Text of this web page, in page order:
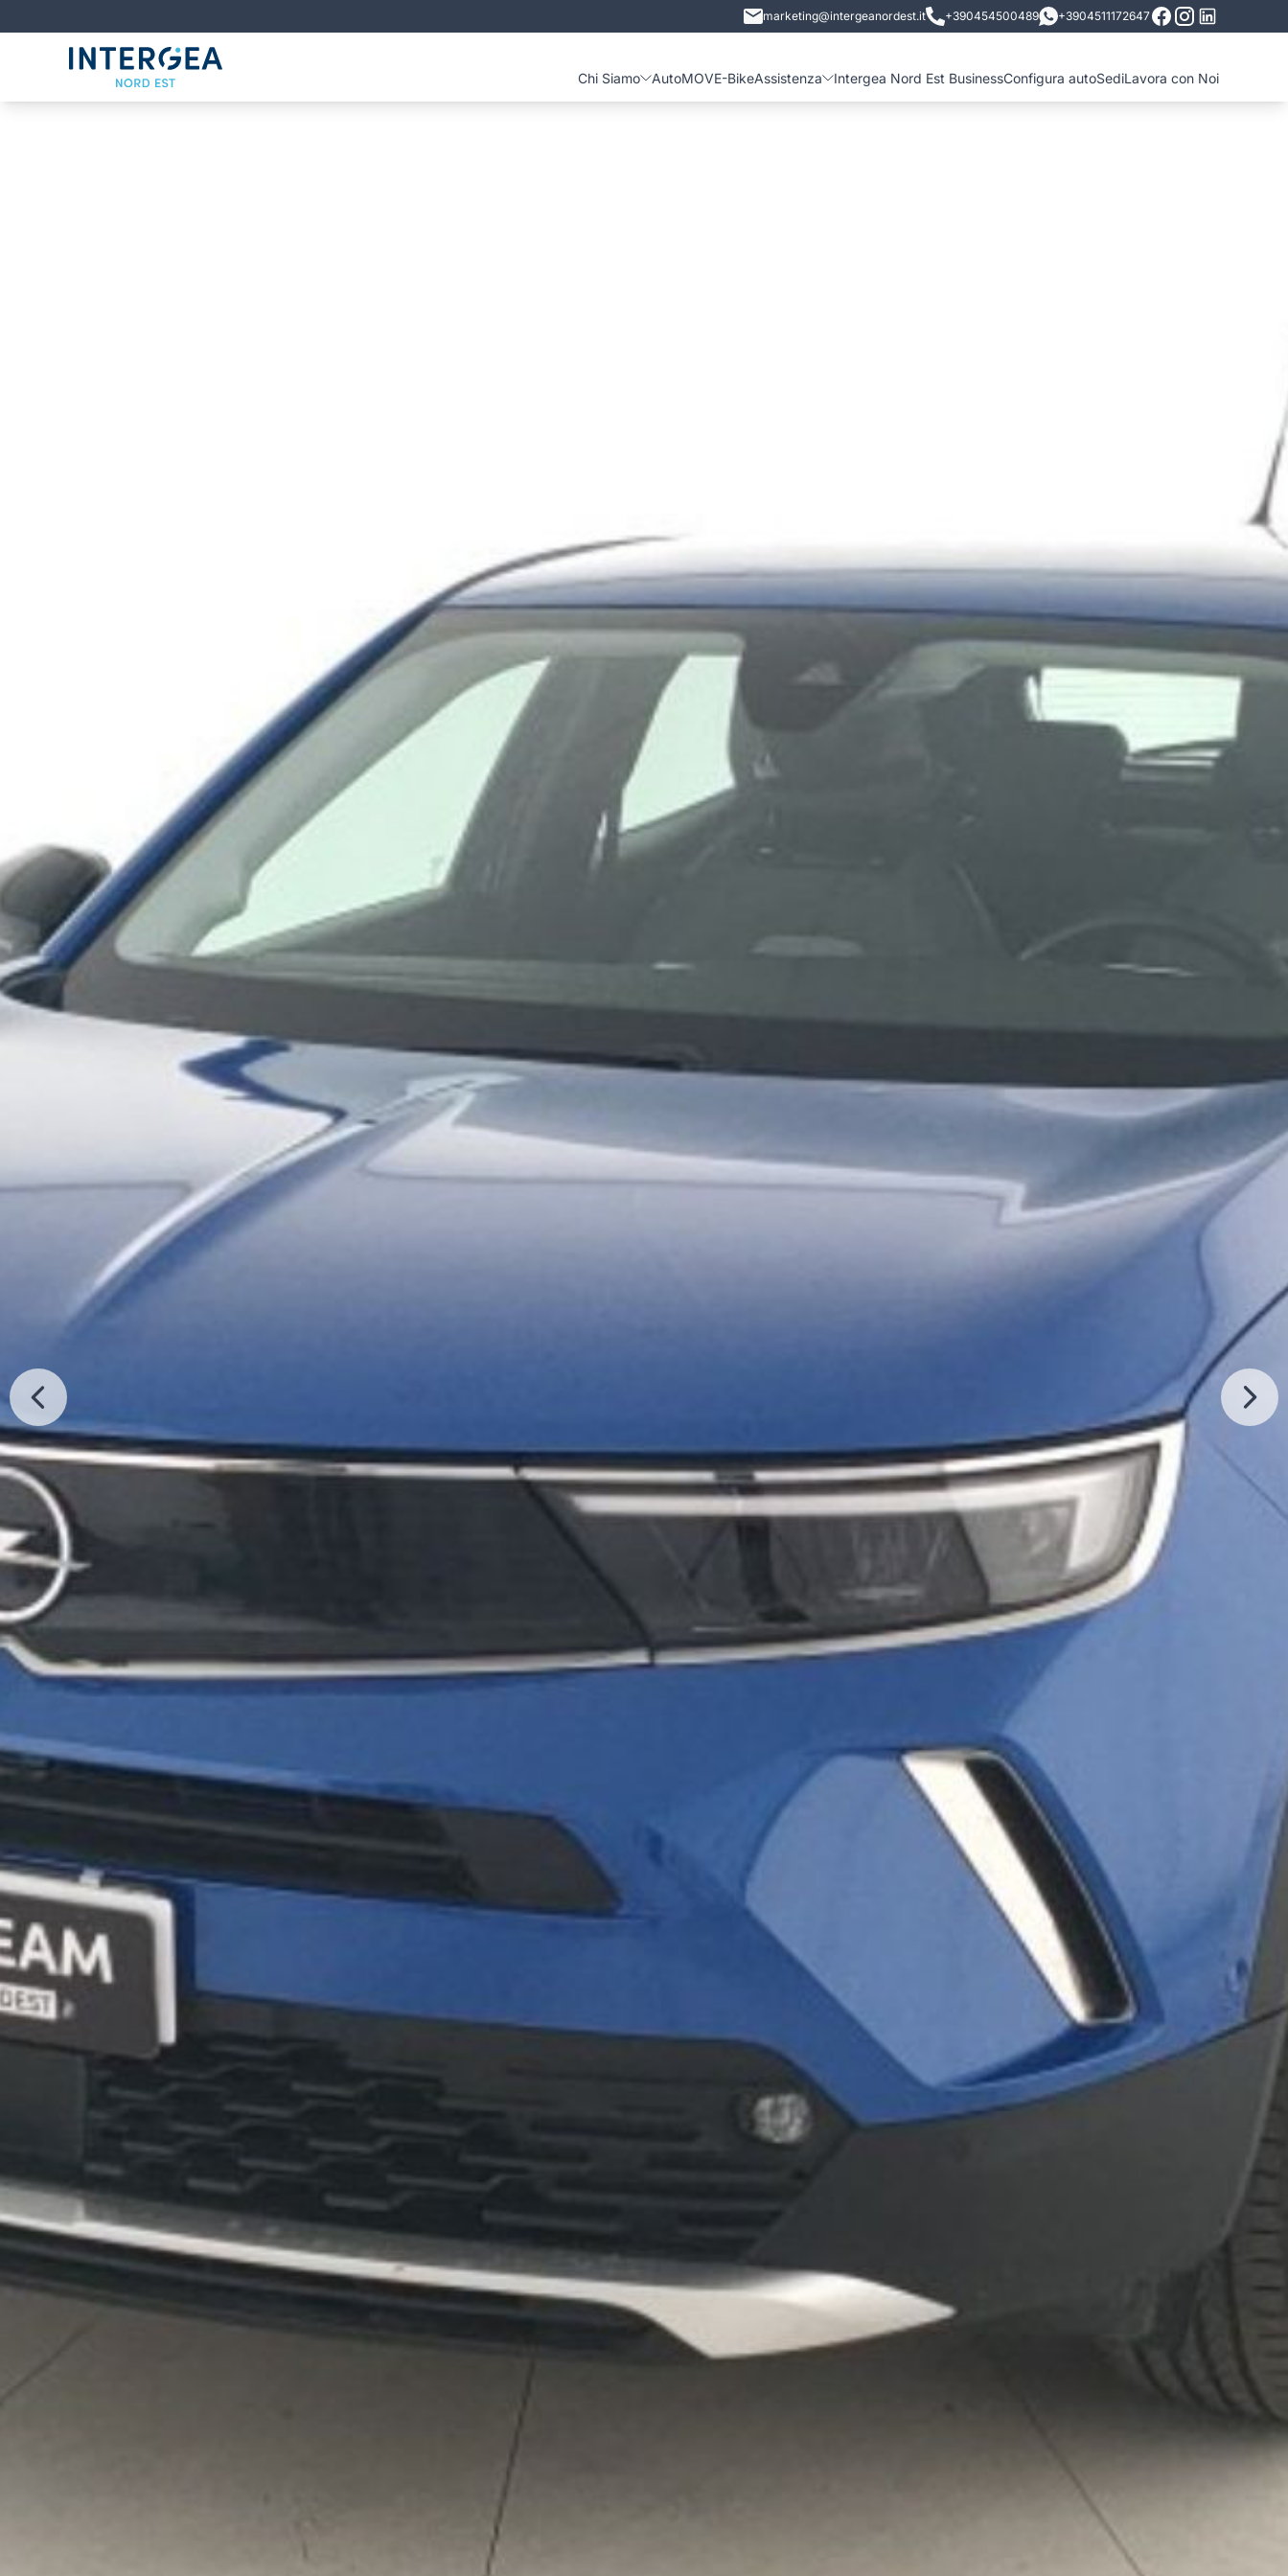
marketing@intergeanordest.it +390454500489 +3904511172647
Chi Siamo AutoMOVE-BikeAssistenza Intergea Nord Est BusinessConfigura autoSediLavora con Noi